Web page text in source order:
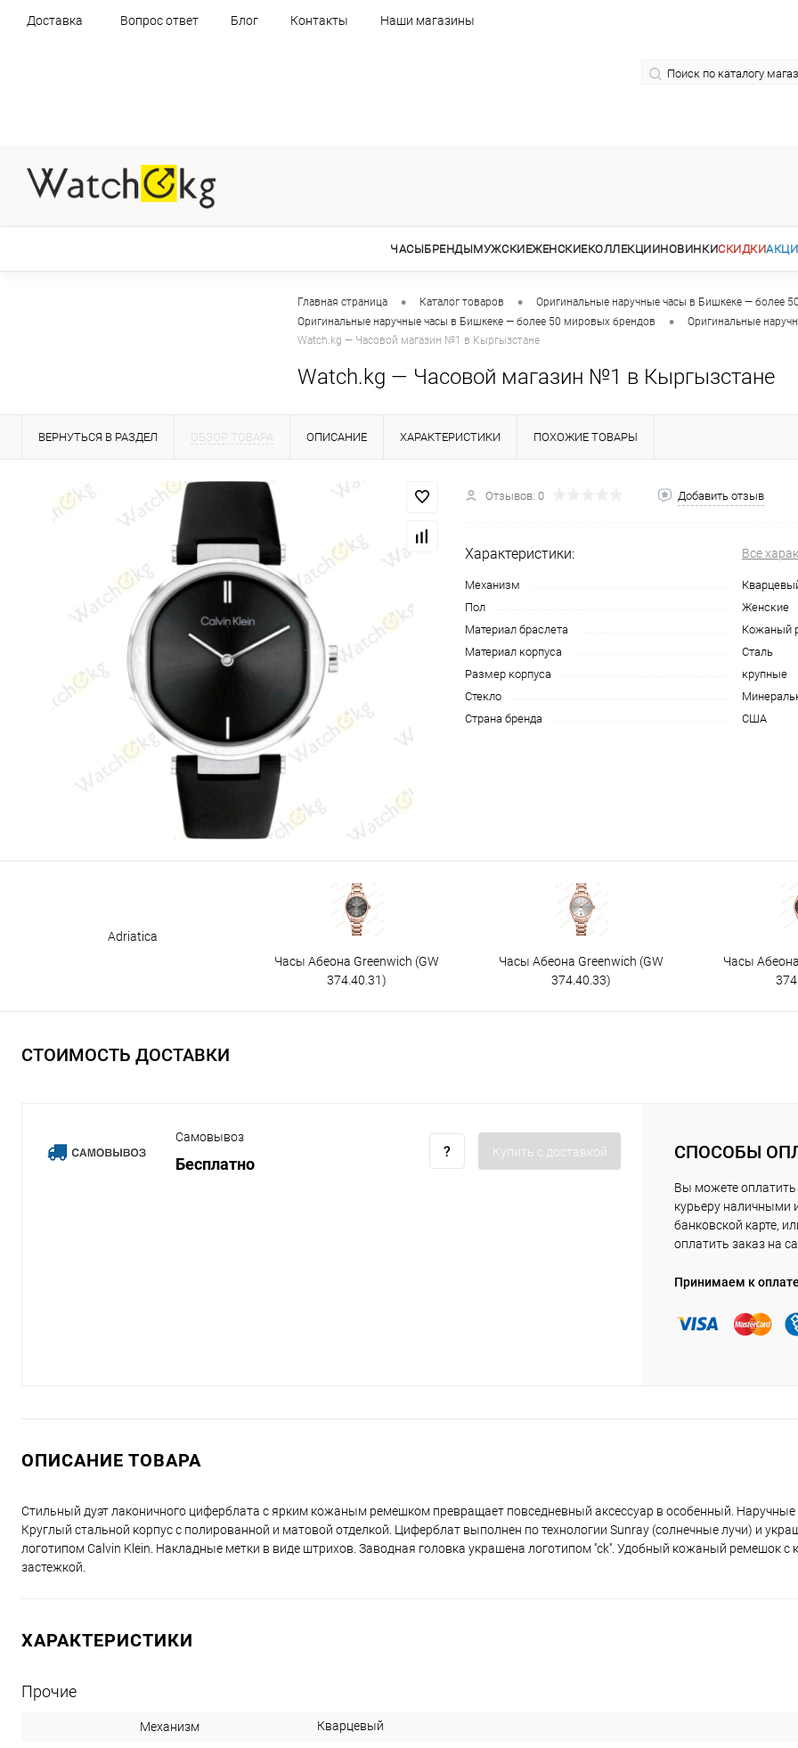
Доставка Вопрос ответ Блог Контакты Наши магазины
ЧАСЫБРЕНДЫМУЖСКИЕЖЕНСКИЕКОЛЛЕКЦИИНОВИНКИСКИДКИ
Главная страница • Каталог товаров • Оригинальные наручные часы в Бишкеке — более
Оригинальные наручные часы в Бишкеке — более 50 мировых брендов • Оригинальные
Watch.kg — Часовой магазин №1 в Кыргызстане
Watch.kg — Часовой магазин №1 в Кыргызстане
ВЕРНУТЬСЯ В РАЗДЕЛ ОБЗОР ТОВАРА ОПИСАНИЕ ХАРАКТЕРИСТИКИ ПОХОЖИЕ ТОВАРЫ
Отзывов: 0 Добавить отзыв
Характеристики: Все
Механизм
Пол
Женские
Материал браслета
Кожаный
Материал корпуса
Сталь
Размер корпуса
крупные
Стекло
Страна бренда
США
Adriatica
Часы Абеона Greenwich (GW
374.40.31)
Часы Абеона Greenwich (GW
374.40.33)
Часы
СТОИМОСТЬ ДОСТАВКИ
Самовывоз
Бесплатно
Купить c доставкой СПОСОБЫ
Вы можете оплатить
курьеру наличными
банковской карте,
оплатить заказ на
Принимаем к оплате
ОПИСАНИЕ ТОВАРА
Стильный дуэт лаконичного циферблата с ярким кожаным ремешком превращает повседневный аксессуар в особенный. Наручные
Круглый стальной корпус с полированной и матовой отделкой. Циферблат выполнен по технологии Sunray (солнечные лучи) и
логотипом Calvin Klein. Накладные метки в виде штрихов. Заводная головка украшена логотипом ''ck''. Удобный кожаный ремешок с
застежкой.
ХАРАКТЕРИСТИКИ
Прочие
Механизм Кварцевый